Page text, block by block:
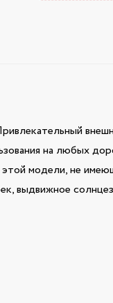
на любых
модели, не
выдвижное